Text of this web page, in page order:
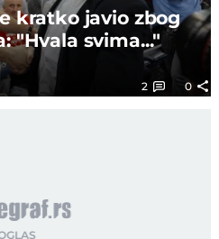
kratko javio zbog
"Hvala svima..."
2 0